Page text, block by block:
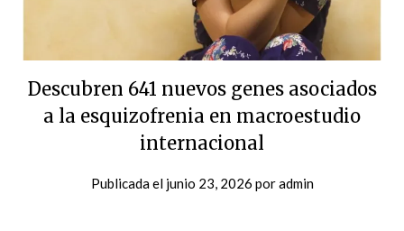
Descubren 641 nuevos genes asociados
a la esquizofrenia en macroestudio
internacional
Publicada el junio 23, 2026 poradmin